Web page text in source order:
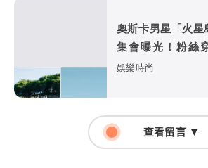
奧斯卡男星「火星
集會曝光！粉絲
拜 邪教疑雲再起
娛樂時尚
查看留言 ▼